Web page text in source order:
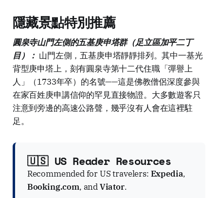
隱藏景點特別推薦
圓泉寺山門左側的五基庚申塔群（足立區加平二丁
目）： 山門左側，五基庚申塔靜靜排列。其中一基光
背型庚申塔上，刻有圓泉寺第十二代住職「彈譽上
人」（1733年卒）的名號——這是佛教僧侶深度參與
在家百姓庚申講信仰的罕見直接物證。大多數遊客只
注意到旁邊的高速公路聲，幾乎沒有人會在這裡駐
足。
🇺🇸 US Reader Resources
Recommended for US travelers: Expedia,
Booking.com, andViator.